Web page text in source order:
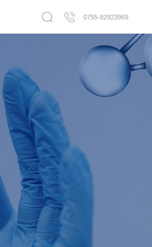
0755-82923969
使用引流导管套装